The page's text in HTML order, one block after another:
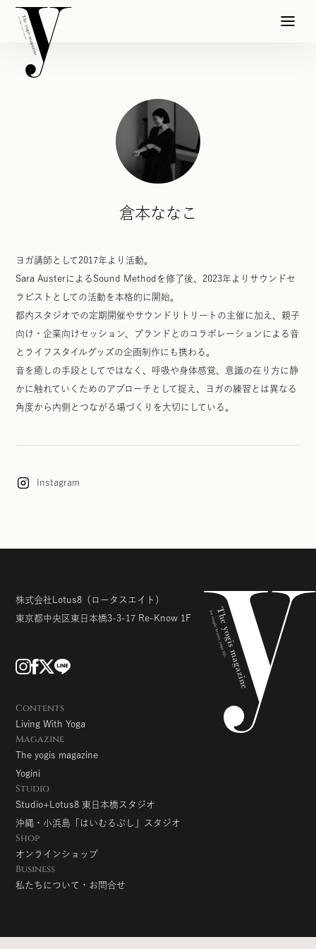
倉本ななこ
ヨガ講師として2017年より活動。
Sara AusterによるSound Methodを修了後、2023年よりサウンドセ
ラピストとしての活動を本格的に開始。
都内スタジオでの定期開催やサウンドリトリートの主催に加え、親子
向け・企業向けセッション、ブランドとのコラボレーションによる音
とライフスタイルグッズの企画制作にも携わる。
音を癒しの手段としてではなく、呼吸や身体感覚、意識の在り方に静
かに触れていくためのアプローチとして捉え、ヨガの練習とは異なる
角度から内側とつながる場づくりを大切にしている。
Instagram
株式会社Lotus8 （ロータスエイト）
東京都中央区東日本橋3-3-17 Re-Know 1F
Contents
Living With Yoga
Magazine
The yogis magazine
Yogini
Studio
Studio+Lotus8 東日本橋スタジオ
沖縄・小浜島「はいむるぶし」スタジオ
Shop
オンラインショップ
Business
私たちについて・お問合せ